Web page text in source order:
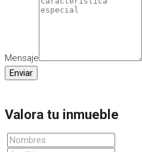
Mensaje
Enviar
Valora tu inmueble